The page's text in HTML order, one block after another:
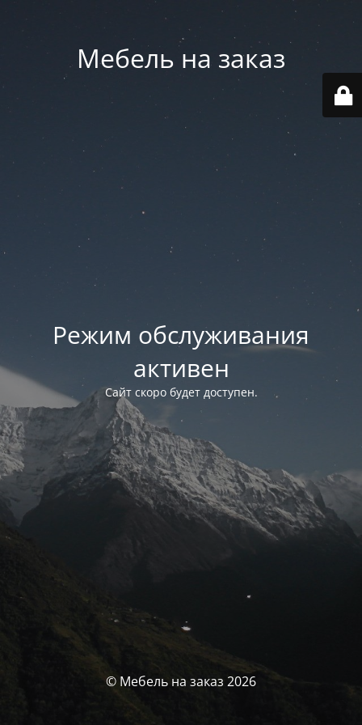
Мебель на заказ
Режим обслуживания
активен
Сайт скоро будет доступен.
© Мебель на заказ 2026